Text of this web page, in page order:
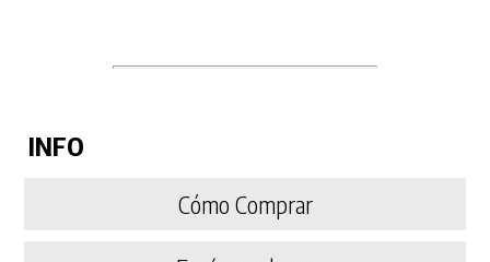
INFO
Cómo Comprar